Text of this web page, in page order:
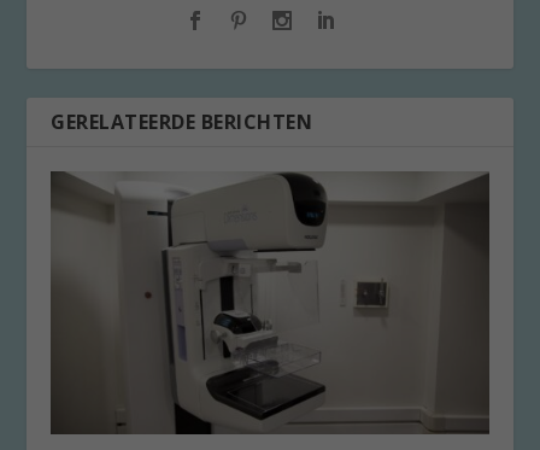
GERELATEERDE BERICHTEN